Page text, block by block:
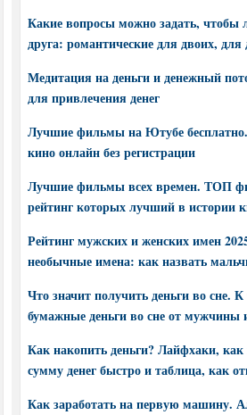
Какие вопросы можно задать, чтобы
друга: романтические для двоих, для
Медитация на деньги и денежный
для привлечения денег
Лучшие фильмы на Ютубе
кино онлайн без регистрации
Лучшие фильмы всех времен. ТОП
рейтинг которых лучший в истории
Рейтинг мужских и женских имен
необычные имена: как назвать
Что значит получить деньги во сне.
бумажные деньги во сне от
Как накопить деньги? Лайфхаки,
сумму денег быстро и таблица, как
Как заработать на первую машину.